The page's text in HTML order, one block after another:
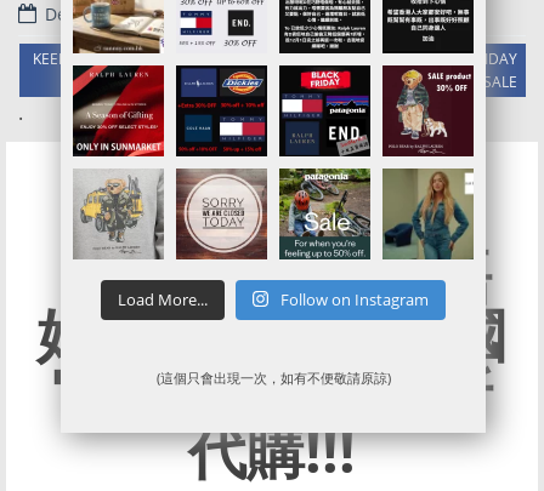
December 8, 2021
KEEN官網代購/代運/集運服務指南 | 5折起KEEN FOOTWEAR BLAC FRIDAY
SALE
.
【買貴左, 試下唔
好炆?】KEEN美國
官網全網正價5折
代購!!!
Load More... Follow on Instagram
(這個只會出現一次，如有不便敬請原諒)